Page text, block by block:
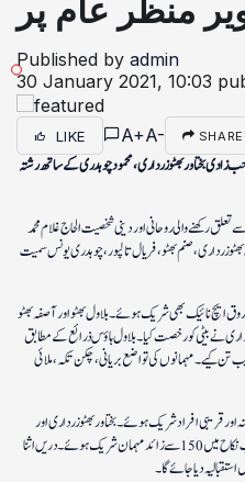
منظر عام پر
Published by admin
30 January 2021, 10:03
LIKE A+A- SHARE
بختاور بھٹو زرداری، محمود چوہدری کے ساتھ رشتہ
رکھنے والی روحانی اور دینی شخصیت الحاج غلام محمد
زرداری، صنم بھٹو، فریال تالپور، چوہدری یونس سمیت
ایچ نائیک بھی شریک ہوئے۔ بلاول بھٹو اور آصفہ بھٹو
نے بیٹی کو رخصت کیا۔ بلاول ہاؤس ذرائع کے مطابق
تن کیے۔ مہمانوں کی تواضع بریانی، چکن تکہ، ملائی
قریبی افراد شریک ہوئے۔ بختاور بھٹو زرداری اور
محمود چوہدری نے اہل خانہ کے ساتھ تصاویر بھی بنوائیں، تقریب نکاح میں 150 سے زائد مہمان شریک ہوئے۔ دریں اثنا
دیا جائے گا۔